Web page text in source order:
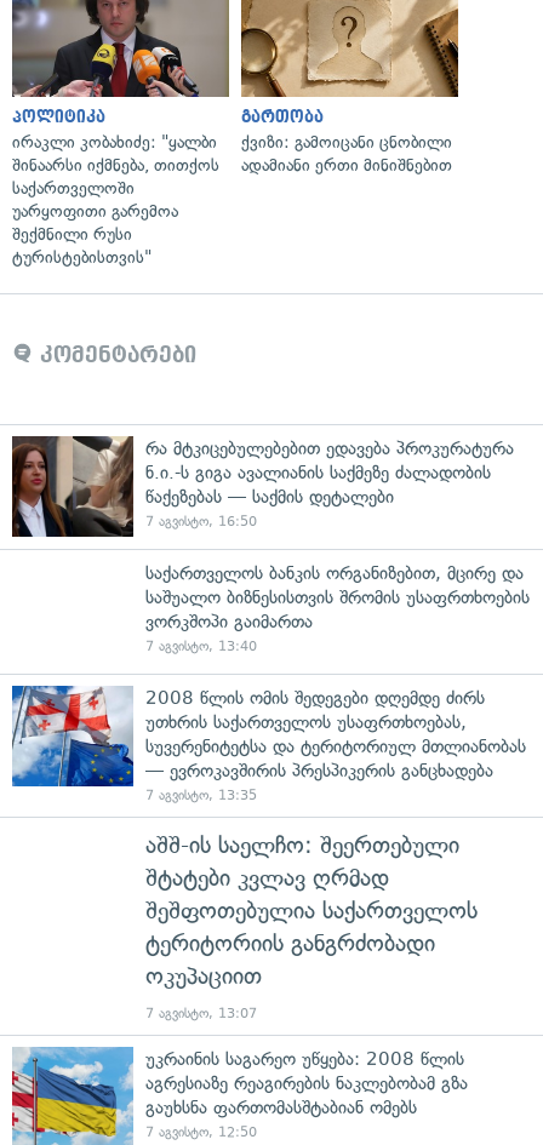
პოლიტიკა
ირაკლი კობახიძე: "ყალბი
შინაარსი იქმნება, თითქოს
საქართველოში
უარყოფითი გარემოა
შექმნილი რუსი
ტურისტებისთვის"
გართობა
ქვიზი: გამოიცანი ცნობილი
ადამიანი ერთი მინიშნებით
კომენტარები
რა მტკიცებულებებით ედავება პროკურატურა
ნ.ი.-ს გიგა ავალიანის საქმეზე ძალადობის
წაქეზებას — საქმის დეტალები
7 აგვისტო, 16:50
საქართველოს ბანკის ორგანიზებით, მცირე და
საშუალო ბიზნესისთვის შრომის უსაფრთხოების
ვორკშოპი გაიმართა
7 აგვისტო, 13:40
2008 წლის ომის შედეგები დღემდე ძირს
უთხრის საქართველოს უსაფრთხოებას,
სუვერენიტეტსა და ტერიტორიულ მთლიანობას
— ევროკავშირის პრესპიკერის განცხადება
7 აგვისტო, 13:35
აშშ-ის საელჩო: შეერთებული
შტატები კვლავ ღრმად
შეშფოთებულია საქართველოს
ტერიტორიის განგრძობადი
ოკუპაციით
7 აგვისტო, 13:07
უკრაინის საგარეო უწყება: 2008 წლის
აგრესიაზე რეაგირების ნაკლებობამ გზა
გაუხსნა ფართომასშტაბიან ომებს
7 აგვისტო, 12:50